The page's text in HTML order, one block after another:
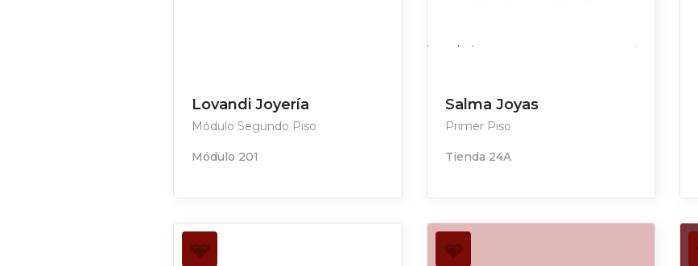
Lovandi Joyería
Módulo Segundo Piso
Módulo 201
Salma Joyas
Primer Piso
Tienda 24A